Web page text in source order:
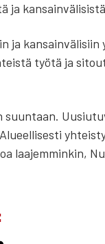
ja
ja
työ­tä ja
laa­jem­min­kin,